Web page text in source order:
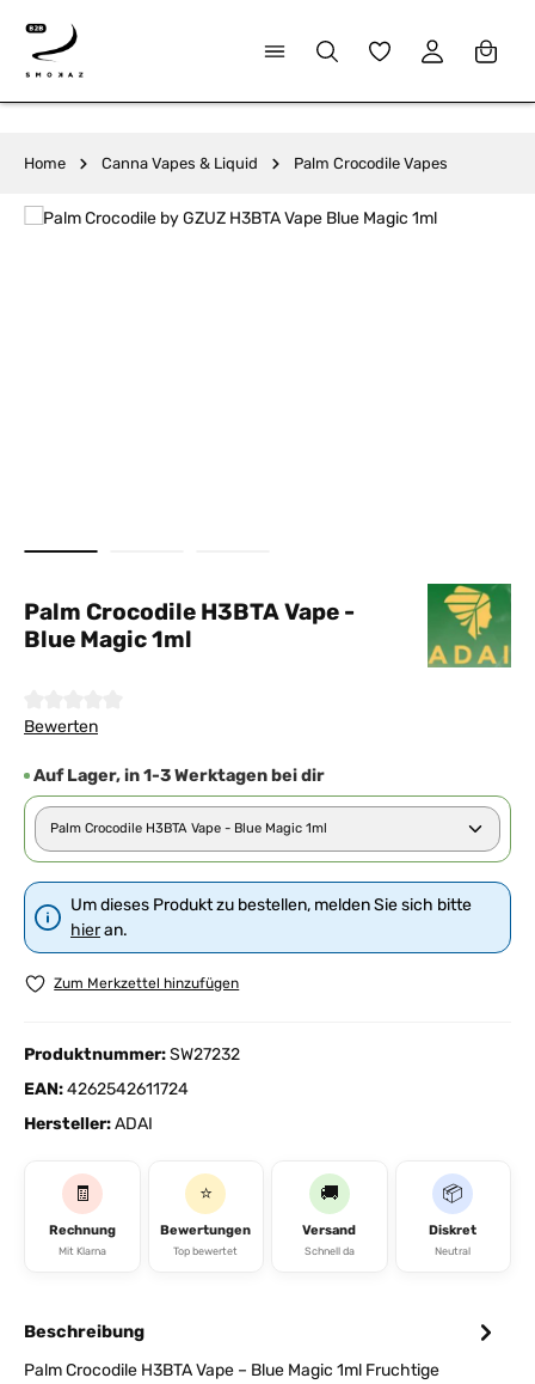
springen
Du hast 0
Home Canna Vapes & Liquid Palm Crocodile Vapes
Bildergalerie überspringen
Palm Crocodile H3BTA Vape -
Blue Magic 1ml
Durchschnittliche Bewertung von 0 von 5 Sternen
Bewerten
Auf Lager, in 1-3 Werktagen bei dir
Um dieses Produkt zu bestellen, melden Sie sich bitte
hieran.
Zum Merkzettel hinzufügen
Produktnummer:SW27232
EAN:4262542611724
Hersteller:ADAI
🧾
Rechnung
Mit Klarna
⭐
Bewertungen
Top bewertet
🚚
Versand
Schnell da
📦
Diskret
Neutral
Beschreibung
Palm Crocodile H3BTA Vape – Blue Magic 1ml Fruchtige